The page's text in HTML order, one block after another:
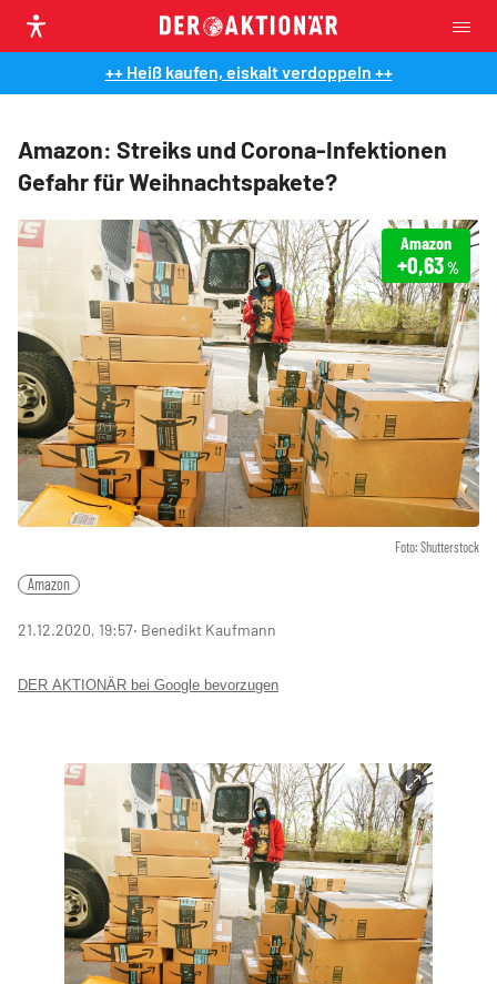
++ Heiß kaufen, eiskalt verdoppeln ++
Amazon: Streiks und Corona-Infektionen
Gefahr für Weihnachtspakete?
Foto: Shutterstock
Amazon
+0,63%
Amazon
21.12.2020, 19:57‧ Benedikt Kaufmann
DER AKTIONÄR bei Google bevorzugen